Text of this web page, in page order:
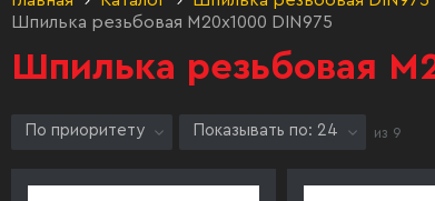
Шпилька резьбовая М20х1000 DIN975
Шпилька резьбовая
По приоритету Показывать по: 24 из 9